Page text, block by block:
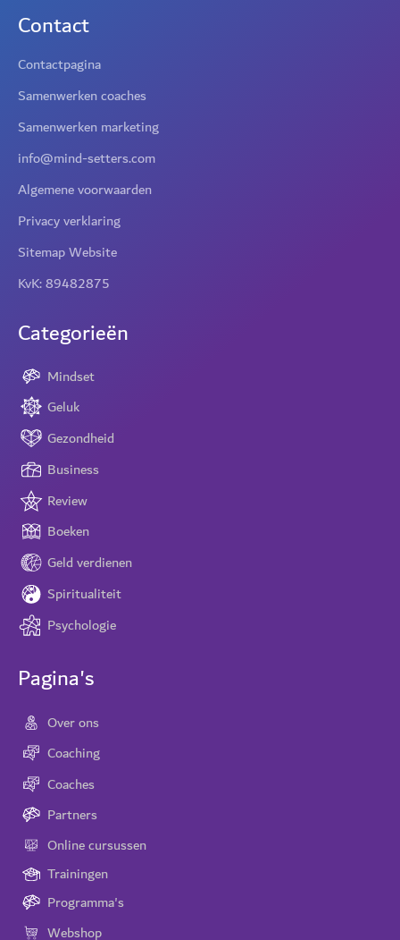
Contact
Contactpagina
Samenwerken coaches
Samenwerken marketing
info@mind-setters.com
Algemene voorwaarden
Privacy verklaring
Sitemap Website
KvK: 89482875
Categorieën
Mindset
Geluk
Gezondheid
Business
Review
Boeken
Geld verdienen
Spiritualiteit
Psychologie
Pagina's
Over ons
Coaching
Coaches
Partners
Online cursussen
Trainingen
Programma's
Webshop